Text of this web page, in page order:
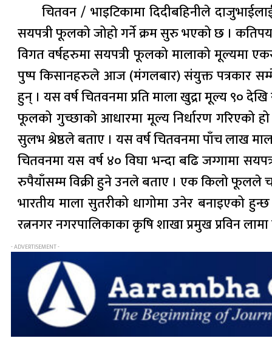
चितवन / भाइटिकामा दिदीबहिनीले
सयपत्री फूलको जोहो गर्ने क्रम सुरु भएको छ ।
विगत वर्षहरुमा सयपत्री फूलको मालाको मूल्यमा
पुष्प किसानहरुले आज (मंगलबार) संयुक्त पत्रकार
हुन् । यस वर्ष चितवनमा प्रति माला खुद्रा मूल्य ९०
फूलको गुच्छाको आधारमा मूल्य निर्धारण गरिएको
सुलभ श्रेष्ठले बताए । यस वर्ष चितवनमा पाँच लाख
चितवनमा यस वर्ष ४० विघा भन्दा बढि जग्गामा
रुपैयाँसम्म विक्री हुने उनले बताए । एक किलो फूलले
भारतीय माला सुतरीको धागोमा उनेर बनाइएको
रत्ननगर नगरपालिकाका कृषि शाखा प्रमुख प्रविन
- ADVERTISEMENT -